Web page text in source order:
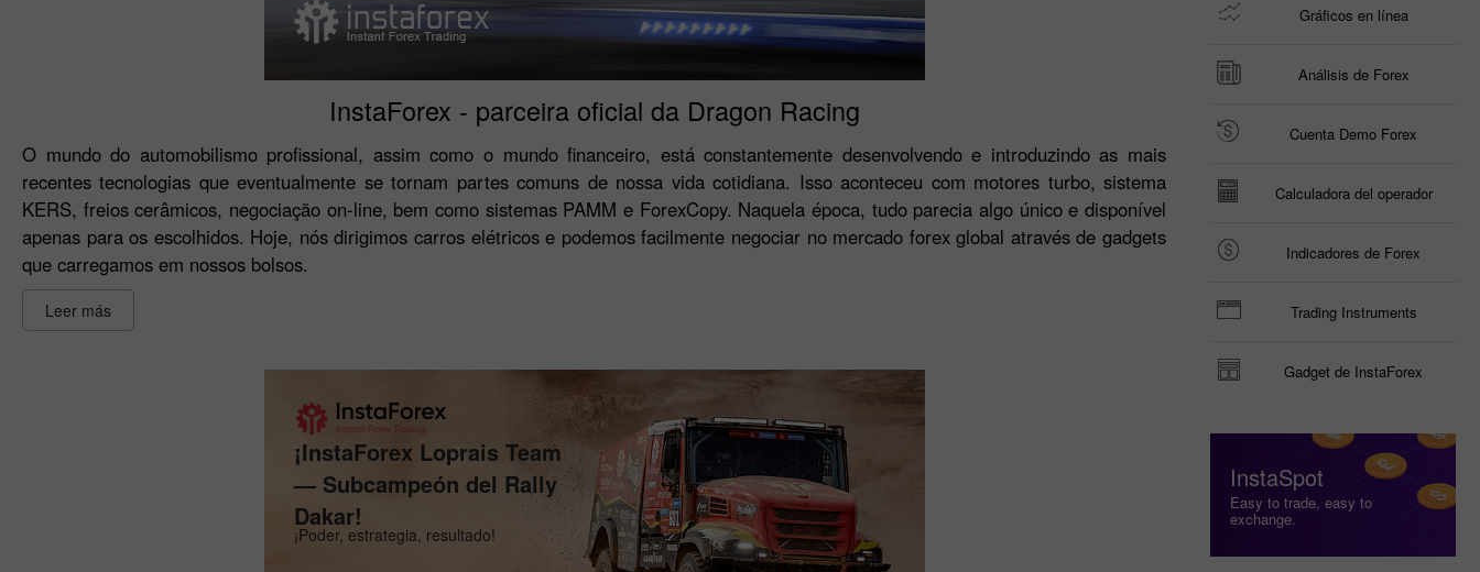
InstaForex - parceira oficial da Dragon Racing
O mundo do automobilismo profissional, assim como o mundo financeiro, está constantemente desenvolvendo e introduzindo as mais
recentes tecnologias que eventualmente se tornam partes comuns de nossa vida cotidiana. Isso aconteceu com motores turbo, sistema
KERS, freios cerâmicos, negociação on-line, bem como sistemas PAMM e ForexCopy. Naquela época, tudo parecia algo único e disponível
apenas para os escolhidos. Hoje, nós dirigimos carros elétricos e podemos facilmente negociar no mercado forex global através de gadgets
que carregamos em nossos bolsos.
Leer más
¡InstaForex Loprais Team
— Subcampeón del Rally
Dakar!
¡Poder, estrategia, resultado!
Gráficos en línea
Análisis de Forex
Cuenta Demo Forex
Calculadora del operador
Indicadores de Forex
Trading Instruments
Gadget de InstaForex
InstaSpot
Easy to trade, easy to
exchange.